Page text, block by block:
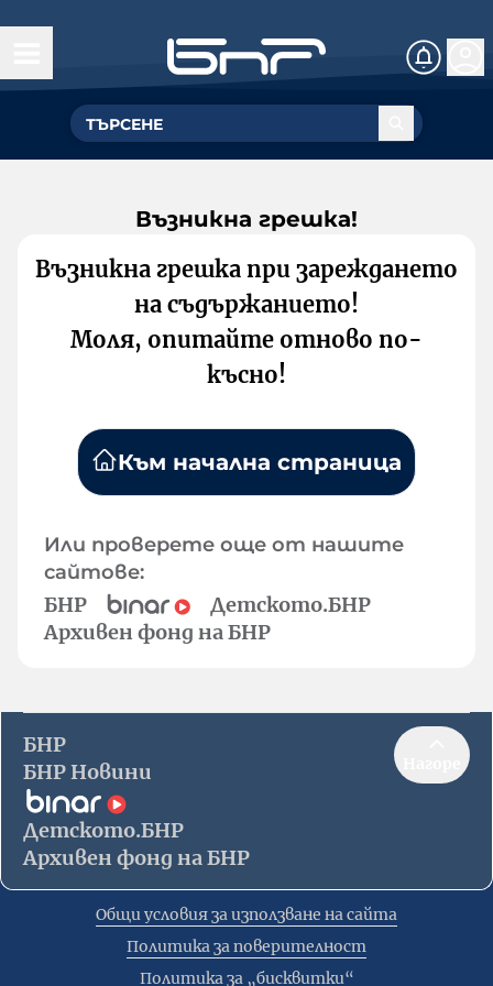
Възникна грешка!
Възникна грешка при зареждането
на съдържанието!
Моля, опитайте отново по-
късно!
Към начална страница
Или проверете още от нашите
сайтове:
БНР
Детското.БНР
Архивен фонд на БНР
БНР
БНР Новини
Детското.БНР
Архивен фонд на БНР
Общи условия за използване на сайта
Политика за поверителност
Политика за „бисквитки“